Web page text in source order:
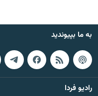
به ما بپیوندید
رادیو فردا